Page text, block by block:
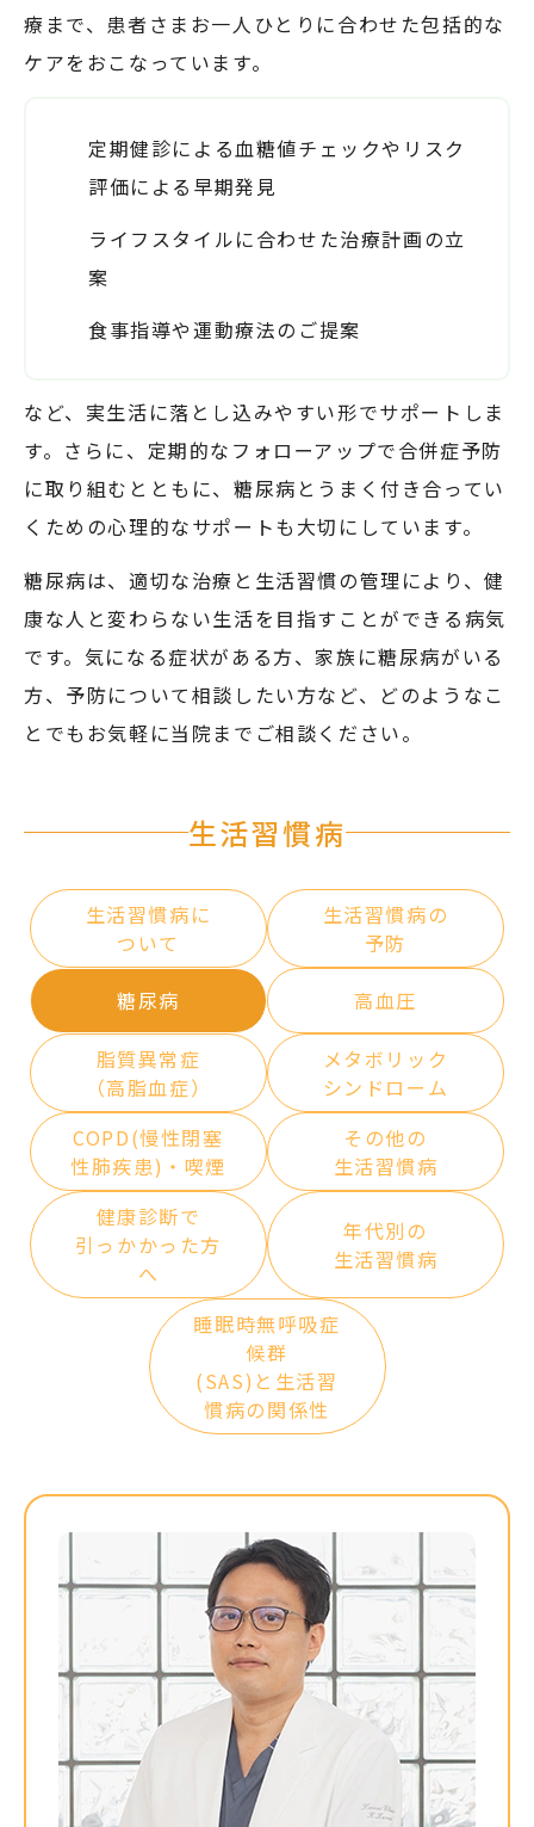
療まで、患者さまお一人ひとりに合わせた包括的な
ケアをおこなっています。
定期健診による血糖値チェックやリスク
評価による早期発見
ライフスタイルに合わせた治療計画の立
案
食事指導や運動療法のご提案
など、実生活に落とし込みやすい形でサポートしま
す。さらに、定期的なフォローアップで合併症予防
に取り組むとともに、糖尿病とうまく付き合ってい
くための心理的なサポートも大切にしています。
糖尿病は、適切な治療と生活習慣の管理により、健
康な人と変わらない生活を目指すことができる病気
です。気になる症状がある方、家族に糖尿病がいる
方、予防について相談したい方など、どのようなこ
とでもお気軽に当院までご相談ください。
生活習慣病
生活習慣病に
ついて
生活習慣病の
予防
糖尿病 高血圧
脂質異常症
（高脂血症）
メタボリック
シンドローム
COPD(慢性閉塞
性肺疾患)・ 喫煙
その他の
生活習慣病
健康診断で
引っかかった方
へ
年代別の
生活習慣病
睡眠時無呼吸症
候群
(SAS)と生活習
慣病の関係性